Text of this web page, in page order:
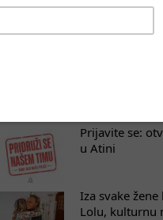
Osam nedelja
na koji
Tražimo
Prijavite se:
u Atini
Iza svake
Lolu, kulturnu